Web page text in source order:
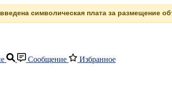
символическая плата за размещение
Сообщение Избранное